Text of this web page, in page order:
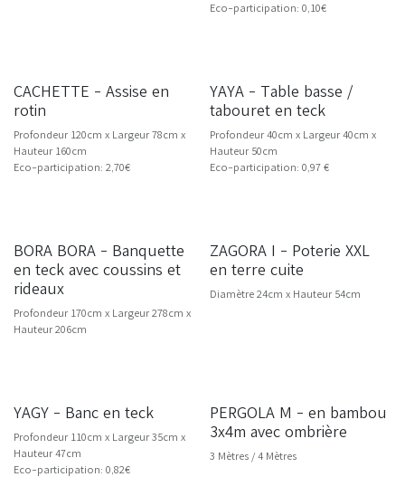
Eco-participation: 0,10€
NOUVEAU
CACHETTE - Assise en
rotin
Profondeur 120cm x Largeur 78cm x
Hauteur 160cm
Eco-participation: 2,70€
NOUVEAU
YAYA - Table basse /
tabouret en teck
Profondeur 40cm x Largeur 40cm x
Hauteur 50cm
Eco-participation: 0,97 €
BORA BORA - Banquette
en teck avec coussins et
rideaux
Profondeur 170cm x Largeur 278cm x
Hauteur 206cm
ZAGORA I - Poterie XXL
en terre cuite
Diamètre 24cm x Hauteur 54cm
YAGY - Banc en teck
Profondeur 110cm x Largeur 35cm x
Hauteur 47cm
Eco-participation: 0,82€
PERGOLA M - en bambou
3x4m avec ombrière
3 Mètres / 4 Mètres